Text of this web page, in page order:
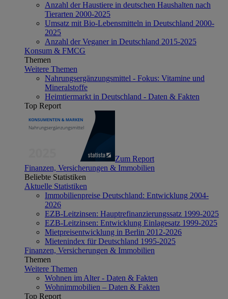
Anzahl der Haustiere in deutschen Haushalten nach
Tierarten 2000-2025
Umsatz mit Bio-Lebensmitteln in Deutschland 2000-
2025
Anzahl der Veganer in Deutschland 2015-2025
Konsum & FMCG
Themen
Weitere Themen
Nahrungsergänzungsmittel - Fokus: Vitamine und
Mineralstoffe
Heimtiermarkt in Deutschland - Daten & Fakten
Top Report
Zum Report
Finanzen, Versicherungen & Immobilien
Beliebte Statistiken
Aktuelle Statistiken
Immobilienpreise Deutschland: Entwicklung 2004-
2026
EZB-Leitzinsen: Hauptrefinanzierungssatz 1999-2025
EZB-Leitzinsen: Entwicklung Einlagesatz 1999-2025
Mietpreisentwicklung in Berlin 2012-2026
Mietenindex für Deutschland 1995-2025
Finanzen, Versicherungen & Immobilien
Themen
Weitere Themen
Wohnen im Alter - Daten & Fakten
Wohnimmobilien – Daten & Fakten
Top Report